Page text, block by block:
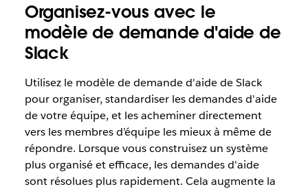
Organisez-vous avec le
modèle de demande d'aide de
Slack
Utilisez le modèle de demande d'aide de Slack
pour organiser, standardiser les demandes d'aide
de votre équipe, et les acheminer directement
vers les membres d’équipe les mieux à même de
répondre. Lorsque vous construisez un système
plus organisé et efficace, les demandes d'aide
sont résolues plus rapidement. Cela augmente la